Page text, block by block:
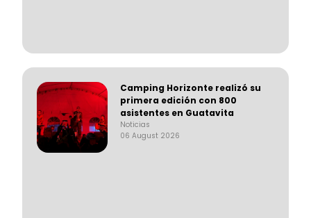
Camping Horizonte realizó su
primera edición con 800
asistentes en Guatavita
Noticias
06 August 2026